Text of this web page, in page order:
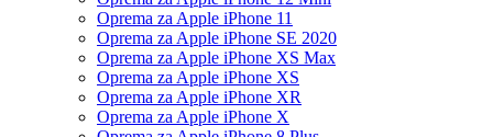
Oprema za Apple iPhone 11
Oprema za Apple iPhone SE 2020
Oprema za Apple iPhone XS Max
Oprema za Apple iPhone XS
Oprema za Apple iPhone XR
Oprema za Apple iPhone X